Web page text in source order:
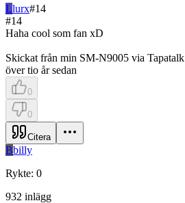
Llurx#14
#14
Haha cool som fan xD
Skickat från min SM-N9005 via Tapatalk
över tio år sedan
0
0
Citera
Bbilly
Rykte: 0
932 inlägg